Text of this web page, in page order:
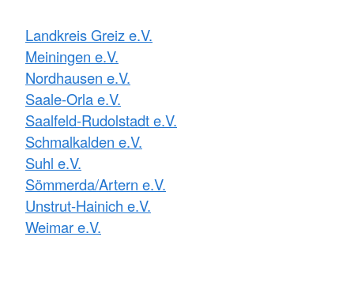
Landkreis Greiz e.V.
Meiningen e.V.
Nordhausen e.V.
Saale-Orla e.V.
Saalfeld-Rudolstadt e.V.
Schmalkalden e.V.
Suhl e.V.
Sömmerda/Artern e.V.
Unstrut-Hainich e.V.
Weimar e.V.